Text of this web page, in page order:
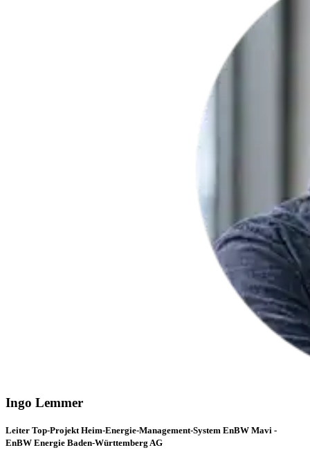
Ingo Lemmer
Leiter Top-Projekt Heim-Energie-Management-System EnBW Mavi -
EnBW Energie Baden-Württemberg AG